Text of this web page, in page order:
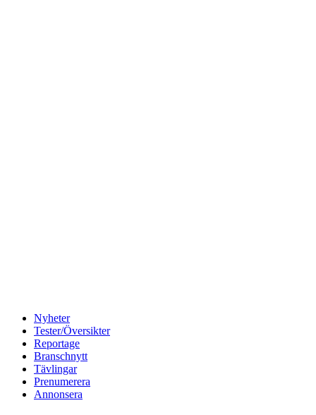
Nyheter
Tester/Översikter
Reportage
Branschnytt
Tävlingar
Prenumerera
Annonsera